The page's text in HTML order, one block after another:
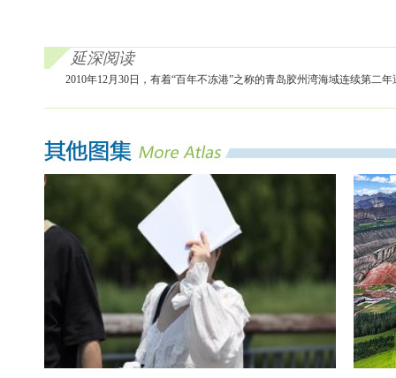
延深阅读
2010年12月30日，有着“百年不冻港”之称的青岛胶州湾海域连续第二